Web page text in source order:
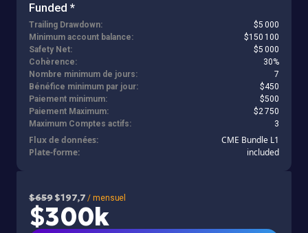
Funded *
Trailing Drawdown:
$5 000
Minimum account balance:
$150 100
Safety Net:
$5 000
Cohèrence:
30%
Nombre minimum de jours:
7
Bénéfice minimum par jour:
$450
Paiement minimum:
$500
Paiement Maximum:
$2 750
Maximum Comptes actifs:
3
Flux de données:
CME Bundle L1
Plate-forme:
included
$659 $197,7 / mensuel
$300k